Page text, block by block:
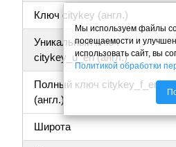
Ключ citykey (англ.)
Уникальный ключ
citykey_u_en (англ.)
Полный ключ citykey_f_en
(англ.)
Широта
Мы используем файлы
посещаемости и
использовать сайт, вы
Политикой обработки